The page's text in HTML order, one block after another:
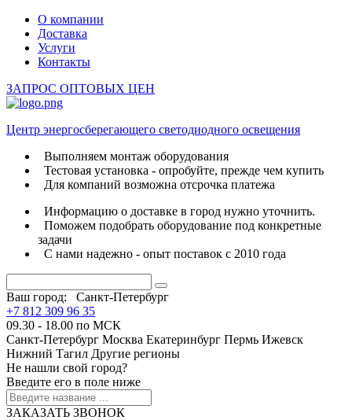
О компании
Доставка
Услуги
Контакты
ЗАПРОС ОПТОВЫХ ЦЕН
Центр энергосберегающего светодиодного освещения
Выполняем монтаж оборудования
Тестовая установка - опробуйте, прежде чем купить
Для компаний возможна отсрочка платежа
Информацию о доставке в город нужно уточнить.
Поможем подобрать оборудование под конкретные
задачи
С нами надежно - опыт поставок с 2010 года
Ваш город:
Санкт-Петербург
+7 812 309 96 35
09.30 - 18.00 по МСК
Санкт-Петербург Москва Екатеринбург Пермь Ижевск
Нижний Тагил Другие регионы
Не нашли свой город?
Введите его в поле ниже
ЗАКАЗАТЬ ЗВОНОК